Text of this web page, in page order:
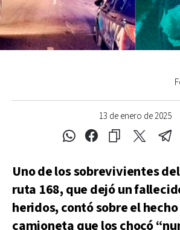
13 de enero de 2025
Uno de los sobrevivientes
ruta 168, que dejó un
heridos, contó sobre el
camioneta que los chocó